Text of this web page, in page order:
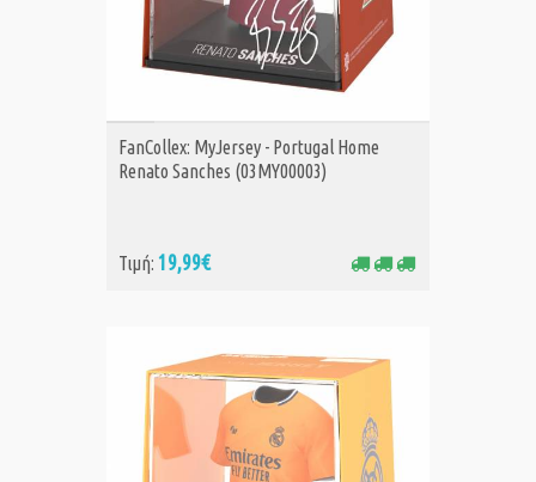
ΑΓΟΡΑ
FanCollex: MyJersey - Portugal Home
Renato Sanches (03MY00003)
Τιμή: 19,99€